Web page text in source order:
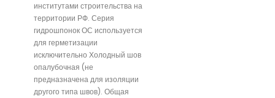
институтами строительства на
территории РФ. Серия
гидрошпонок ОС используется
для герметизации
исключительно Холодный шов
опалубочная (не
предназначена для изоляции
другого типа швов). Общая